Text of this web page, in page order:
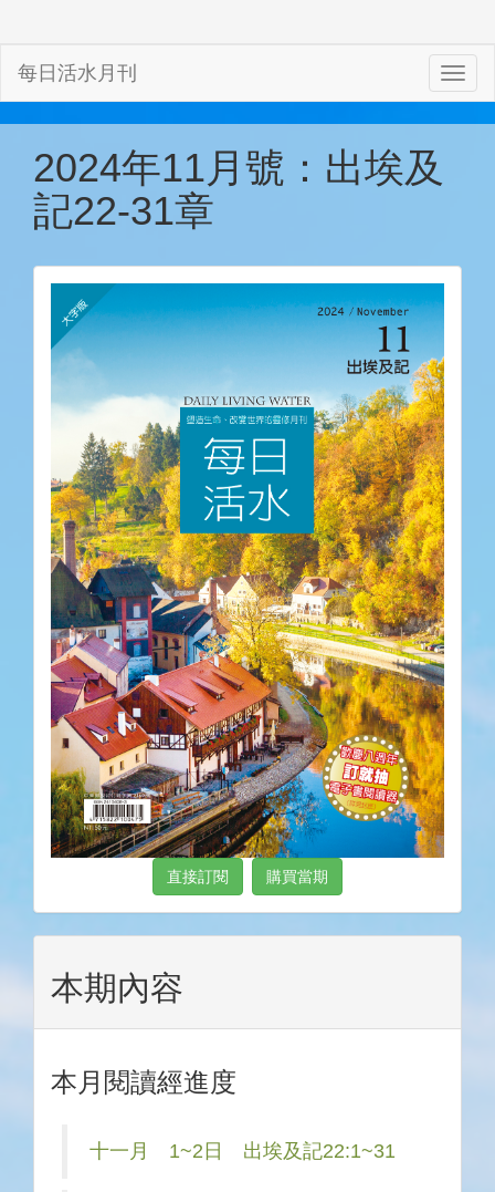
每日活水月刊
2024年11月號：出埃及
記22-31章
直接訂閱 購買當期
本期內容
本月閱讀經進度
十一月 1~2日 出埃及記22:1~31